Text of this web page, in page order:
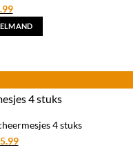
Huidige
prijs
is:
4 stuks
Huidige